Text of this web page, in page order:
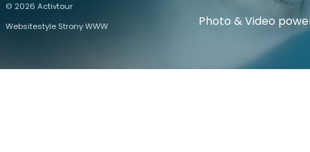
© 2026 Activtour
Websitestyle Strony WWW
Photo & Video